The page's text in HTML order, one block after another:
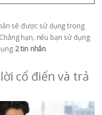
sẽ được sử dụng trong
hạn, nếu bạn sử dụng
2 tin nhắn.
cổ điển và trả